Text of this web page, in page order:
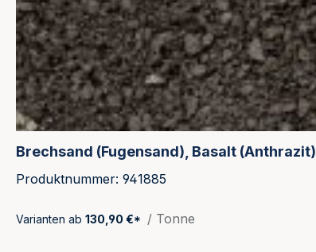
Brechsand (Fugensand), Basalt (Anthrazit)
Produktnummer: 941885
Varianten ab 130,90 €* / Tonne